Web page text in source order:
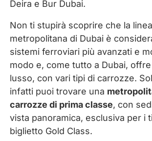
Deira e Bur Dubai.
Non ti stupirà scoprire che la linea
metropolitana di Dubai è
sistemi ferroviari più avanzati e
modo e, come tutto a Dubai,
lusso, con vari tipi di carrozze.
infatti puoi trovare una
carrozze di prima classe, con
vista panoramica, esclusiva per i
biglietto Gold Class.